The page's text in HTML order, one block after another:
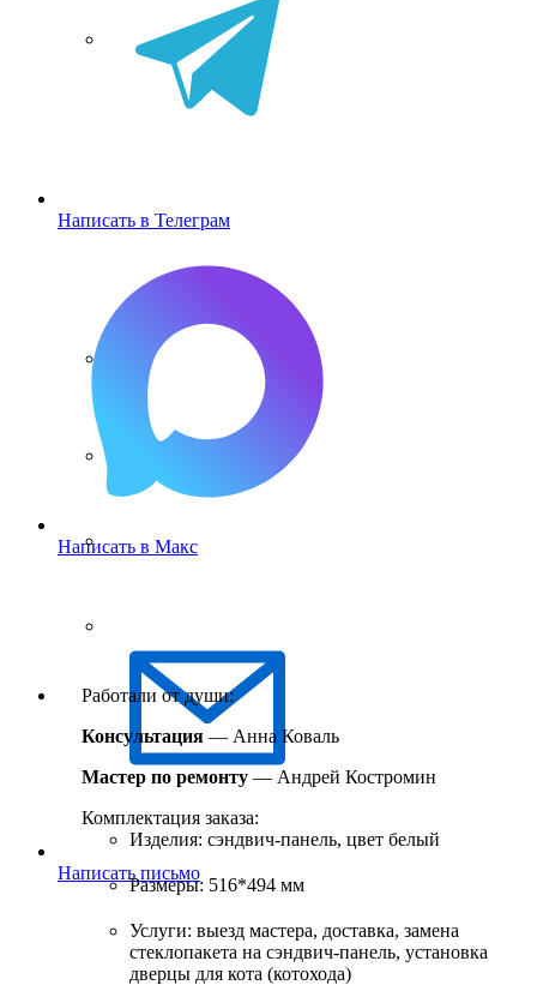
Написать в Телеграм
Написать в Макс
Написать письмо
Работали от души:
Консультация — Анна Коваль
Мастер по ремонту — Андрей Костромин
Комплектация заказа:
Изделия: сэндвич-панель, цвет белый
Размеры: 516*494 мм
Услуги: выезд мастера, доставка, замена
стеклопакета на сэндвич-панель, установка
дверцы для кота (котохода)